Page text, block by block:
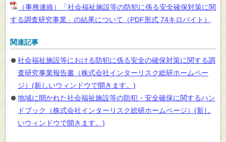
（事務連絡）「社会福祉施設等の防犯に係る安全確保対策に関
する調査研究事業」の結果について（PDF形式 74キロバイト）
関連記事
社会福祉施設等における防犯に係る安全の確保対策に関する調
査研究事業報告書（株式会社インターリスク総研ホームペー
ジ）(新しいウィンドウで開きます。)
地域に開かれた社会福祉施設等の防犯・安全確保に関するハン
ドブック（株式会社インターリスク総研ホームページ）(新し
いウィンドウで開きます。)